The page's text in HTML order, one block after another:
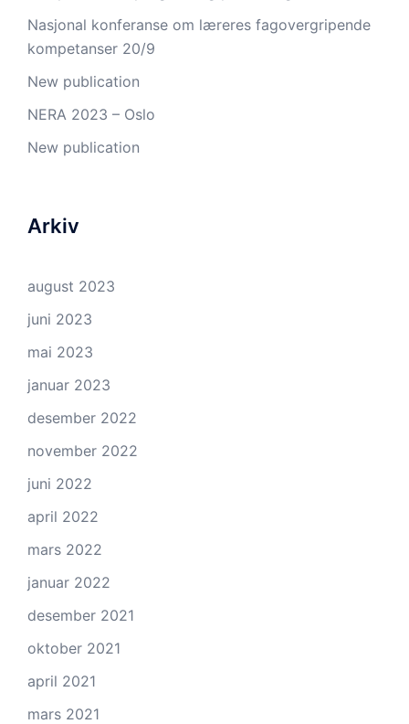
Nasjonal konferanse om læreres fagovergripende
kompetanser 20/9
New publication
NERA 2023 – Oslo
New publication
Arkiv
august 2023
juni 2023
mai 2023
januar 2023
desember 2022
november 2022
juni 2022
april 2022
mars 2022
januar 2022
desember 2021
oktober 2021
april 2021
mars 2021